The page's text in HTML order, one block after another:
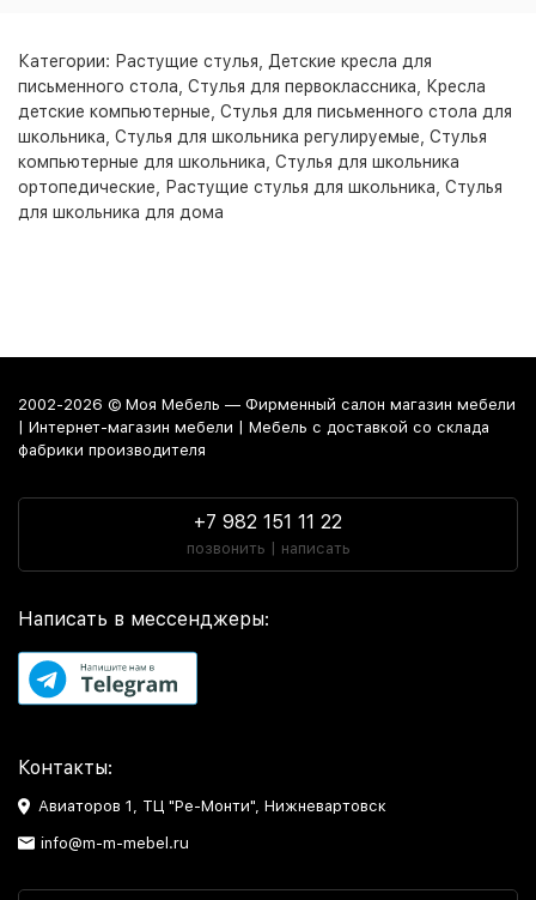
Категории: Растущие стулья
Детские кресла для
письменного стола Стулья для первоклассника
Кресла
детские компьютерные Стулья для письменного стола для
школьника Стулья для школьника регулируемые Стулья
компьютерные для школьника Стулья для школьника
ортопедические
Растущие стулья для школьника Стулья
для школьника для дома
2002-2026 © Моя Мебель — Фирменный салон магазин мебели
| Интернет-магазин мебели | Мебель с доставкой со склада
фабрики производителя
+7 982 151 11 22
позвонить | написать
Написать в мессенджеры:
Контакты:
Авиаторов 1, ТЦ "Ре-Монти", Нижневартовск
info@m-m-mebel.ru